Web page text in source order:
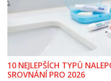
10 NEJLEPŠÍCH TYPŮ
SROVNÁNÍ PRO 2026